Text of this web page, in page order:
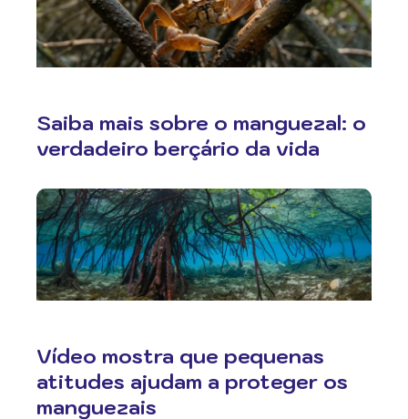
Saiba mais sobre o manguezal: o
verdadeiro berçário da vida
Vídeo mostra que pequenas
atitudes ajudam a proteger os
manguezais